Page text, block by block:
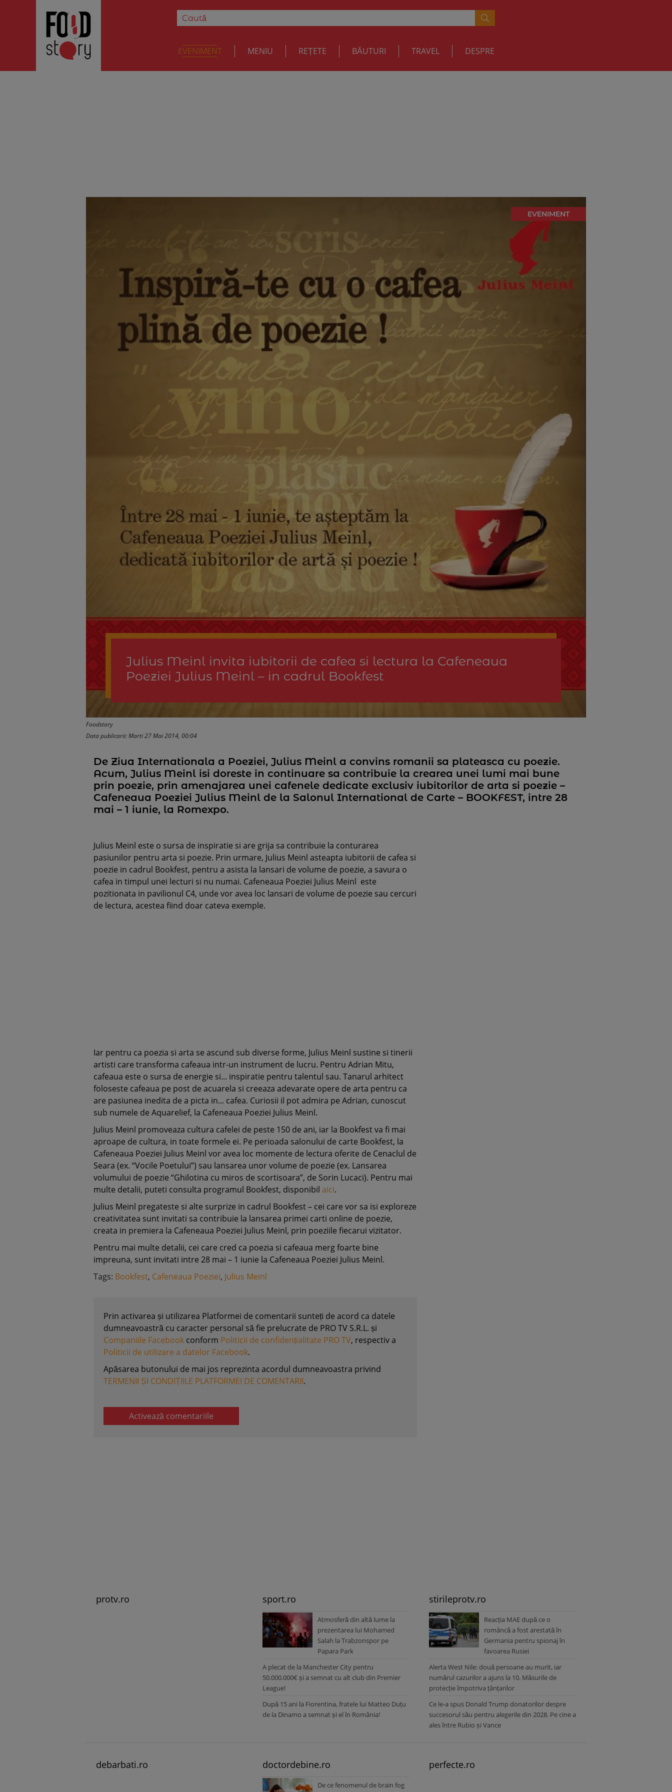
EVENIMENT MENIU REȚETE BĂUTURI TRAVEL DESPRE
EVENIMENT
Julius Meinl invita iubitorii de cafea si lectura la Cafeneaua
Poeziei Julius Meinl – in cadrul Bookfest
Foodstory
Data publicarii: Marti 27 Mai 2014, 00:04
De Ziua Internationala a Poeziei, Julius Meinl a convins romanii sa plateasca cu poezie.
Acum, Julius Meinl isi doreste in continuare sa contribuie la crearea unei lumi mai bune
prin poezie, prin amenajarea unei cafenele dedicate exclusiv iubitorilor de arta si poezie –
Cafeneaua Poeziei Julius Meinl de la Salonul International de Carte – BOOKFEST, intre 28
mai – 1 iunie, la Romexpo.
Julius Meinl este o sursa de inspiratie si are grija sa contribuie la conturarea
pasiunilor pentru arta si poezie. Prin urmare, Julius Meinl asteapta iubitorii de cafea si
poezie in cadrul Bookfest, pentru a asista la lansari de volume de poezie, a savura o
cafea in timpul unei lecturi si nu numai. Cafeneaua Poeziei Julius Meinl este
pozitionata in pavilionul C4, unde vor avea loc lansari de volume de poezie sau cercuri
de lectura, acestea fiind doar cateva exemple.
Iar pentru ca poezia si arta se ascund sub diverse forme, Julius Meinl sustine si tinerii
artisti care transforma cafeaua intr-un instrument de lucru. Pentru Adrian Mitu,
cafeaua este o sursa de energie si... inspiratie pentru talentul sau. Tanarul arhitect
foloseste cafeaua pe post de acuarela si creeaza adevarate opere de arta pentru ca
are pasiunea inedita de a picta in... cafea. Curiosii il pot admira pe Adrian, cunoscut
sub numele de Aquarelief, la Cafeneaua Poeziei Julius Meinl.
Julius Meinl promoveaza cultura cafelei de peste 150 de ani, iar la Bookfest va fi mai
aproape de cultura, in toate formele ei. Pe perioada salonului de carte Bookfest, la
Cafeneaua Poeziei Julius Meinl vor avea loc momente de lectura oferite de Cenaclul de
Seara (ex. “Vocile Poetului”) sau lansarea unor volume de poezie (ex. Lansarea
volumului de poezie “Ghilotina cu miros de scortisoara”, de Sorin Lucaci). Pentru mai
multe detalii, puteti consulta programul Bookfest, disponibil aici.
Julius Meinl pregateste si alte surprize in cadrul Bookfest – cei care vor sa isi exploreze
creativitatea sunt invitati sa contribuie la lansarea primei carti online de poezie,
creata in premiera la Cafeneaua Poeziei Julius Meinl, prin poeziile fiecarui vizitator.
Pentru mai multe detalii, cei care cred ca poezia si cafeaua merg foarte bine
impreuna, sunt invitati intre 28 mai – 1 iunie la Cafeneaua Poeziei Julius Meinl.
Tags: Bookfest, Cafeneaua Poeziei, Julius Meinl
Prin activarea și utilizarea Platformei de comentarii sunteți de acord ca datele
dumneavoastră cu caracter personal să fie prelucrate de PRO TV S.R.L. și
Companiile Facebook conform Politicii de confidențialitate PRO TV, respectiv a
Politicii de utilizare a datelor Facebook.
Apăsarea butonului de mai jos reprezinta acordul dumneavoastra privind
TERMENII ȘI CONDIȚIILE PLATFORMEI DE COMENTARII.
Activează comentariile
protv.ro sport.ro
Atmosferă din altă lume la
prezentarea lui Mohamed
Salah la Trabzonspor pe
Papara Park
A plecat de la Manchester City pentru
50.000.000€ și a semnat cu alt club din Premier
League!
După 15 ani la Fiorentina, fratele lui Matteo Duțu
de la Dinamo a semnat și el în România!
stirileprotv.ro
Reacția MAE după ce o
româncă a fost arestată în
Germania pentru spionaj în
favoarea Rusiei
Alerta West Nile: două persoane au murit, iar
numărul cazurilor a ajuns la 10. Măsurile de
protecție împotriva țânțarilor
Ce le-a spus Donald Trump donatorilor despre
succesorul său pentru alegerile din 2028. Pe cine a
ales între Rubio și Vance
debarbati.ro doctordebine.ro
De ce fenomenul de brain fog
perfecte.ro